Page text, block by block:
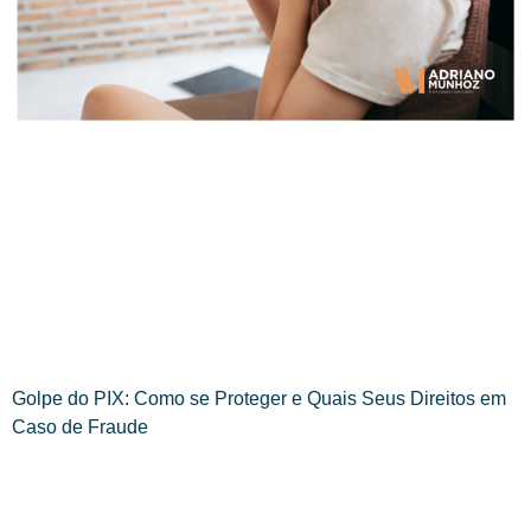
Golpe do PIX: Como se Proteger e Quais Seus Direitos em
Caso de Fraude